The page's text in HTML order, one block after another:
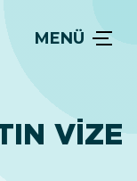
MENÜ
VIZE